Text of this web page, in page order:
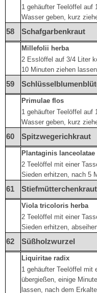
1 gehäufter Teelöffel auf
Wasser geben, kurz
58 Schafgarbenkraut
Millefolii herba
2 Esslöffel auf 3/4 Liter
10 Minuten ziehen
59
Primulae flos
1 gehäufter Teelöffel auf
Wasser geben, kurz
60 Spitzwegerichkraut
Plantaginis lanceolatae
2 Teelöffel mit einer
Sieden erhitzen, nach 5
61 Stiefmütterchenkraut
Viola tricoloris herba
2 Teelöffel mit einer
Sieden erhitzen,
62 Süßholzwurzel
Liquiritae radix
1 gehäufter Teelöffel mit
übergießen, einige
lassen, nach dem